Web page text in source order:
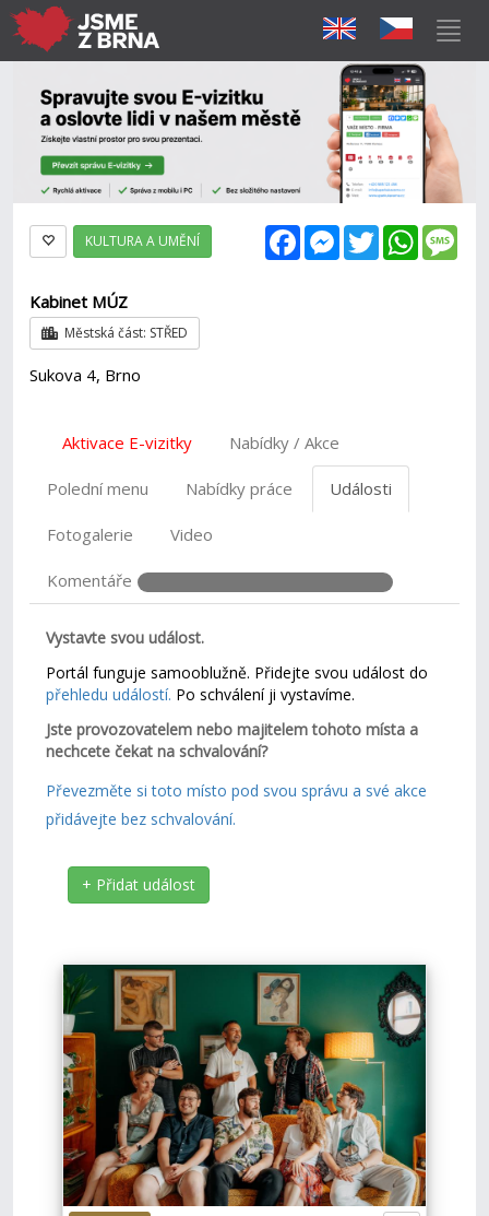
FacebookMessenger
Twitter
KULTURA A UMĚNÍ
Kabinet MÚZ
Městská část: STŘED
Sukova 4, Brno
Aktivace E-vizitky Nabídky / Akce
Polední menu Nabídky práce Události
Fotogalerie Video
Komentáře
Vystavte svou událost.
Portál funguje samooblužně. Přidejte svou událost do
přehledu událostí. Po schválení ji vystavíme.
Jste provozovatelem nebo majitelem tohoto místa a
nechcete čekat na schvalování?
Převezměte si toto místo pod svou správu a své akce
přidávejte bez schvalování.
+ Přidat událost